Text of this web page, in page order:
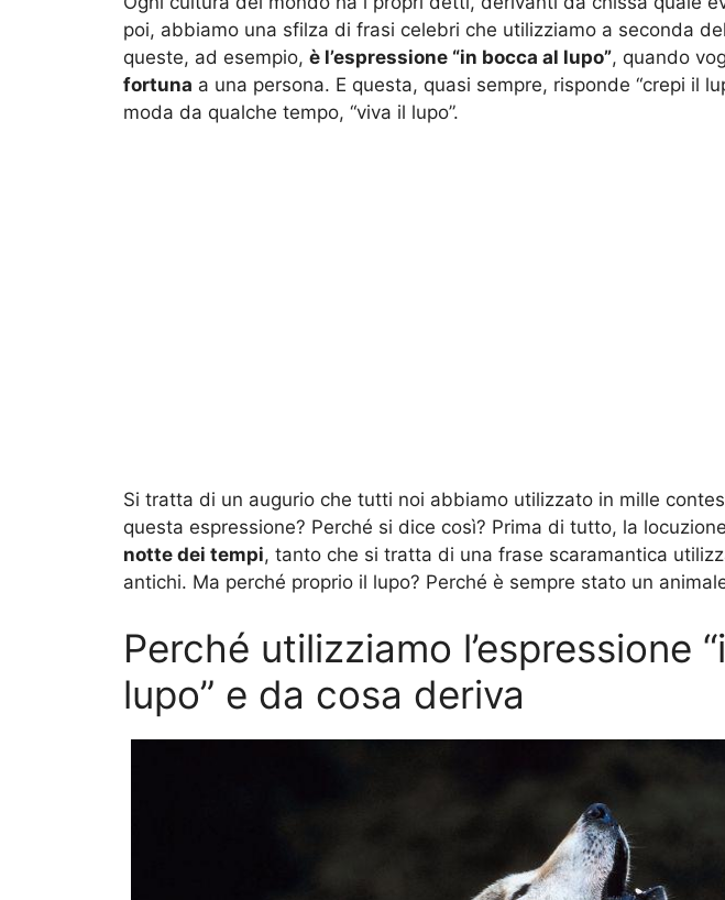
poi, abbiamo una sfilza di frasi celebri che utilizziamo a seconda
queste, ad esempio, è l’espressione “in bocca al lupo”, quando
fortuna a una persona. E questa, quasi sempre, risponde “crepi il
moda da qualche tempo, “viva il lupo”.
Si tratta di un augurio che tutti noi abbiamo utilizzato in mille
questa espressione? Perché si dice così? Prima di tutto, la locuzione
notte dei tempi, tanto che si tratta di una frase scaramantica
antichi. Ma perché proprio il lupo? Perché è sempre stato un
Perché utilizziamo l’espressione
lupo” e da cosa deriva